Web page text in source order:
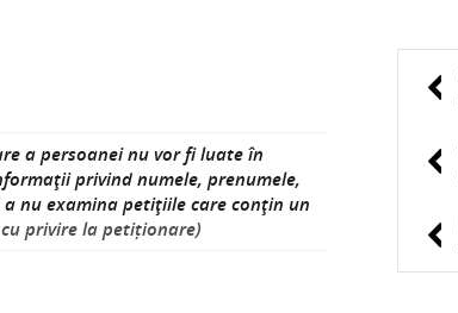
a persoanei nu vor fi luate în
privind numele, prenumele,
nu examina petiţiile care conţin un
privire la petiționare)